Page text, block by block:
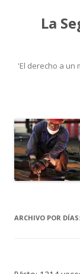
La
'El derecho a un
ARCHIVO POR DÍAS: